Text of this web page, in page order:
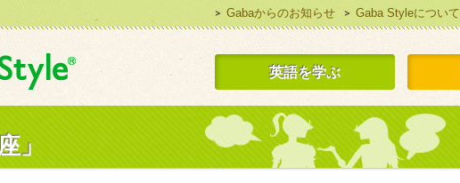
Gabaからのお知らせ Gaba Styleについて
Gaba Style 無料で英語学習 英語を学ぶ
」